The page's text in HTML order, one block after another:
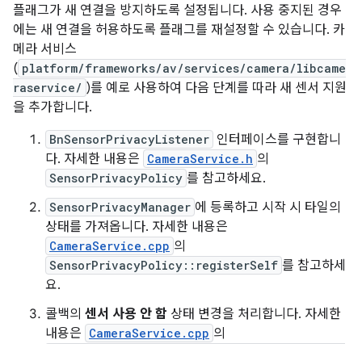
플래그가 새 연결을 방지하도록 설정됩니다. 사용 중지된 경우
에는 새 연결을 허용하도록 플래그를 재설정할 수 있습니다. 카
메라 서비스
( platform/frameworks/av/services/camera/libcame
raservice/ )를 예로 사용하여 다음 단계를 따라 새 센서 지원
을 추가합니다.
BnSensorPrivacyListener 인터페이스를 구현합니
다. 자세한 내용은 CameraService.h 의
SensorPrivacyPolicy 를 참고하세요.
SensorPrivacyManager 에 등록하고 시작 시 타일의
상태를 가져옵니다. 자세한 내용은
CameraService.cpp 의
SensorPrivacyPolicy::registerSelf 를 참고하세
요.
콜백의 센서 사용 안 함 상태 변경을 처리합니다. 자세한
내용은 CameraService.cpp 의